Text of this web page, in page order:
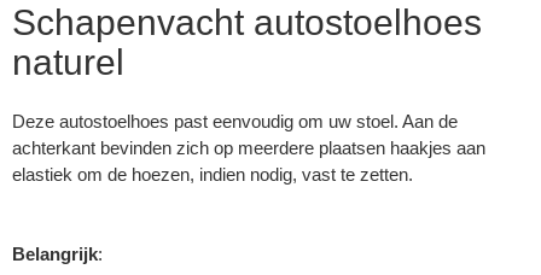
Schapenvacht autostoelhoes
naturel
Deze autostoelhoes past eenvoudig om uw stoel. Aan de
achterkant bevinden zich op meerdere plaatsen haakjes aan
elastiek om de hoezen, indien nodig, vast te zetten.
Belangrijk: